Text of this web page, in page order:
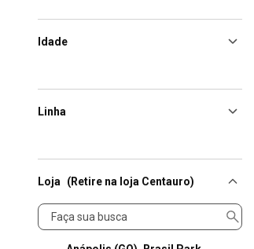
Idade
Linha
Loja (Retire na loja Centauro)
Loja